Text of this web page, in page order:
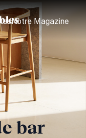
Notre Magazine
bar